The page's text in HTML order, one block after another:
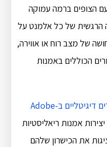
הצופים ברמה עמוקה
הרגשית של כל אלמנט על
של מצב רוח או אווירה,
הכוללים באמנות
לצירים דיגיטליים ב-Adobe
אמנות ריאליסטיות
את הכישרון שלהם